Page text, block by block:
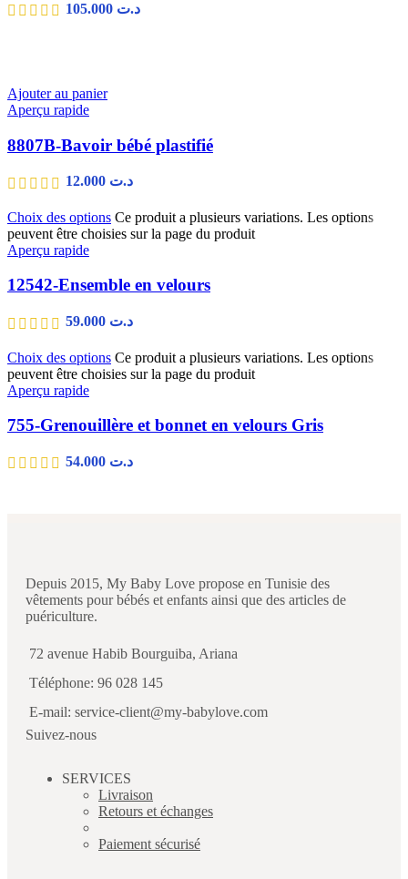
د.ت
Ajouter au panier
Aperçu rapide
8807B-Bavoir bébé plastifié
د.ت
Choix des options Ce produit a plusieurs variations. Les options
peuvent être choisies sur la page du produit
Aperçu rapide
12542-Ensemble en velours
د.ت
Choix des options Ce produit a plusieurs variations. Les options
peuvent être choisies sur la page du produit
Aperçu rapide
755-Grenouillère et bonnet en velours Gris
د.ت
Depuis 2015, My Baby Love propose en Tunisie des
vêtements pour bébés et enfants ainsi que des articles de
puériculture.
72 avenue Habib Bourguiba, Ariana
Téléphone: 96 028 145
E-mail: service-client@my-babylove.com
Suivez-nous
SERVICES
Livraison
Retours et échanges
Paiement sécurisé